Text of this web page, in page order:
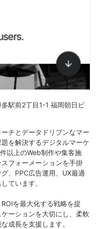
駅前2丁目1-1 福岡朝日ビ
チとデータドリブンなマー
を解決するデジタルマーケ
以上のWeb制作や集客施
フォーメーションを手掛
、PPC広告運用、UX最適
ています。
を最大化する戦略を提
ーションを大切にし、柔軟
成長を支援します。